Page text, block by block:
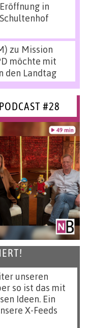
Eröffnung in
zu Mission
möchte mit
den Landtag
#28
unseren
so ist das mit
Ideen. Ein
X-Feeds